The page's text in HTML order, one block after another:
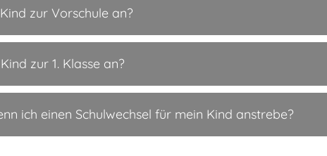
zur Vorschule an?
zur 1. Klasse an?
ich einen Schulwechsel für mein Kind anstrebe?